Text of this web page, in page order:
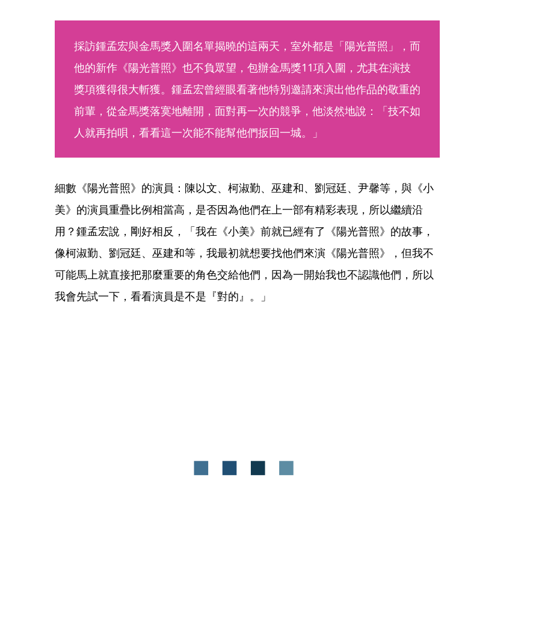
採訪鍾孟宏與金馬獎入圍名單揭曉的這兩天，室外都是「陽光普照」，而
他的新作《陽光普照》也不負眾望，包辦金馬獎11項入圍，尤其在演技
獎項獲得很大斬獲。鍾孟宏曾經眼看著他特別邀請來演出他作品的敬重的
前輩，從金馬獎落寞地離開，面對再一次的競爭，他淡然地說：「技不如
人就再拍唄，看看這一次能不能幫他們扳回一城。」
細數《陽光普照》的演員：陳以文、柯淑勤、巫建和、劉冠廷、尹馨等，與《小
美》的演員重疊比例相當高，是否因為他們在上一部有精彩表現，所以繼續沿
用？鍾孟宏說，剛好相反，「我在《小美》前就已經有了《陽光普照》的故事，
像柯淑勤、劉冠廷、巫建和等，我最初就想要找他們來演《陽光普照》，但我不
可能馬上就直接把那麼重要的角色交給他們，因為一開始我也不認識他們，所以
我會先試一下，看看演員是不是『對的』。」